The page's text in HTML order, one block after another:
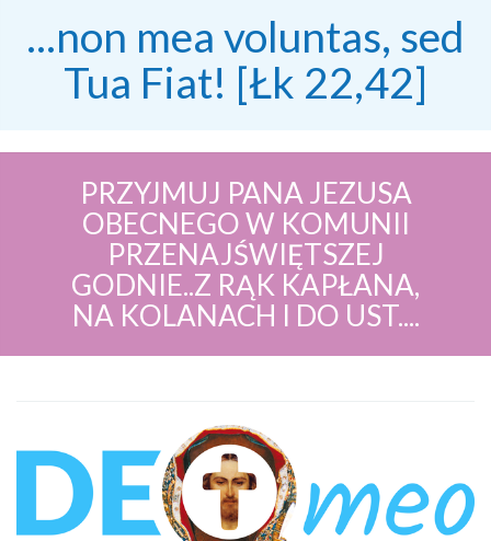
...non mea voluntas, sed
Tua Fiat! [Łk 22,42]
PRZYJMUJ PANA JEZUSA
OBECNEGO W KOMUNII
PRZENAJŚWIĘTSZEJ
GODNIE..Z RĄK KAPŁANA,
NA KOLANACH I DO UST....